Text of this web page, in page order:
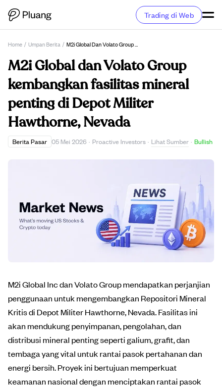
Trading di Web
Home / Umpan Berita / M2i Global Dan Volato Group Kembangkan Fasilitas Mineral Penting Di Depot Militer Hawthorne, Nevada
M2i Global dan Volato Group
kembangkan fasilitas mineral
penting di Depot Militer
Hawthorne, Nevada
Berita Pasar 05 Mei 2026 · Proactive Investors · Lihat Sumber · Bullish
M2i Global Inc dan Volato Group mendapatkan perjanjian
penggunaan untuk mengembangkan Repositori Mineral
Kritis di Depot Militer Hawthorne, Nevada. Fasilitas ini
akan mendukung penyimpanan, pengolahan, dan
distribusi mineral penting seperti galium, grafit, dan
tembaga yang vital untuk rantai pasok pertahanan dan
energi bersih. Proyek ini bertujuan memperkuat
keamanan nasional dengan menciptakan rantai pasok